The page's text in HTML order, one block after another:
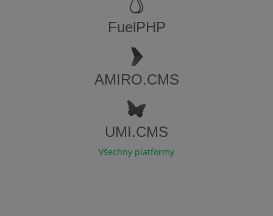
FuelPHP
AMIRO.CMS
UMI.CMS
Všechny platformy